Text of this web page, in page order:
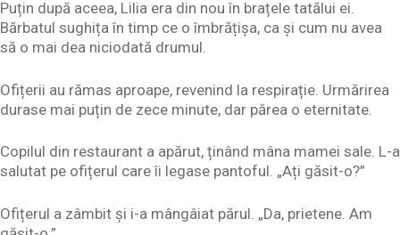
Puțin după aceea, Lilia era din nou în brațele tatălui ei.
Bărbatul sughița în timp ce o îmbrățișa, ca și cum nu avea
să o mai dea niciodată drumul.
Ofițerii au rămas aproape, revenind la respirație. Urmărirea
durase mai puțin de zece minute, dar părea o eternitate.
Copilul din restaurant a apărut, ținând mâna mamei sale. L-a
salutat pe ofițerul care îi legase pantoful. „Ați găsit-o?”
Ofițerul a zâmbit și i-a mângâiat părul. „Da, prietene. Am